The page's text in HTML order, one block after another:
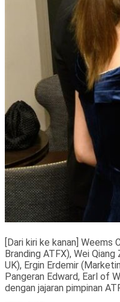
[Dari kiri ke kanan] Weems
Branding ATFX), Wei
UK), Ergin Erdemir
Pangeran Edward, Earl of
dengan jajaran pimpinan